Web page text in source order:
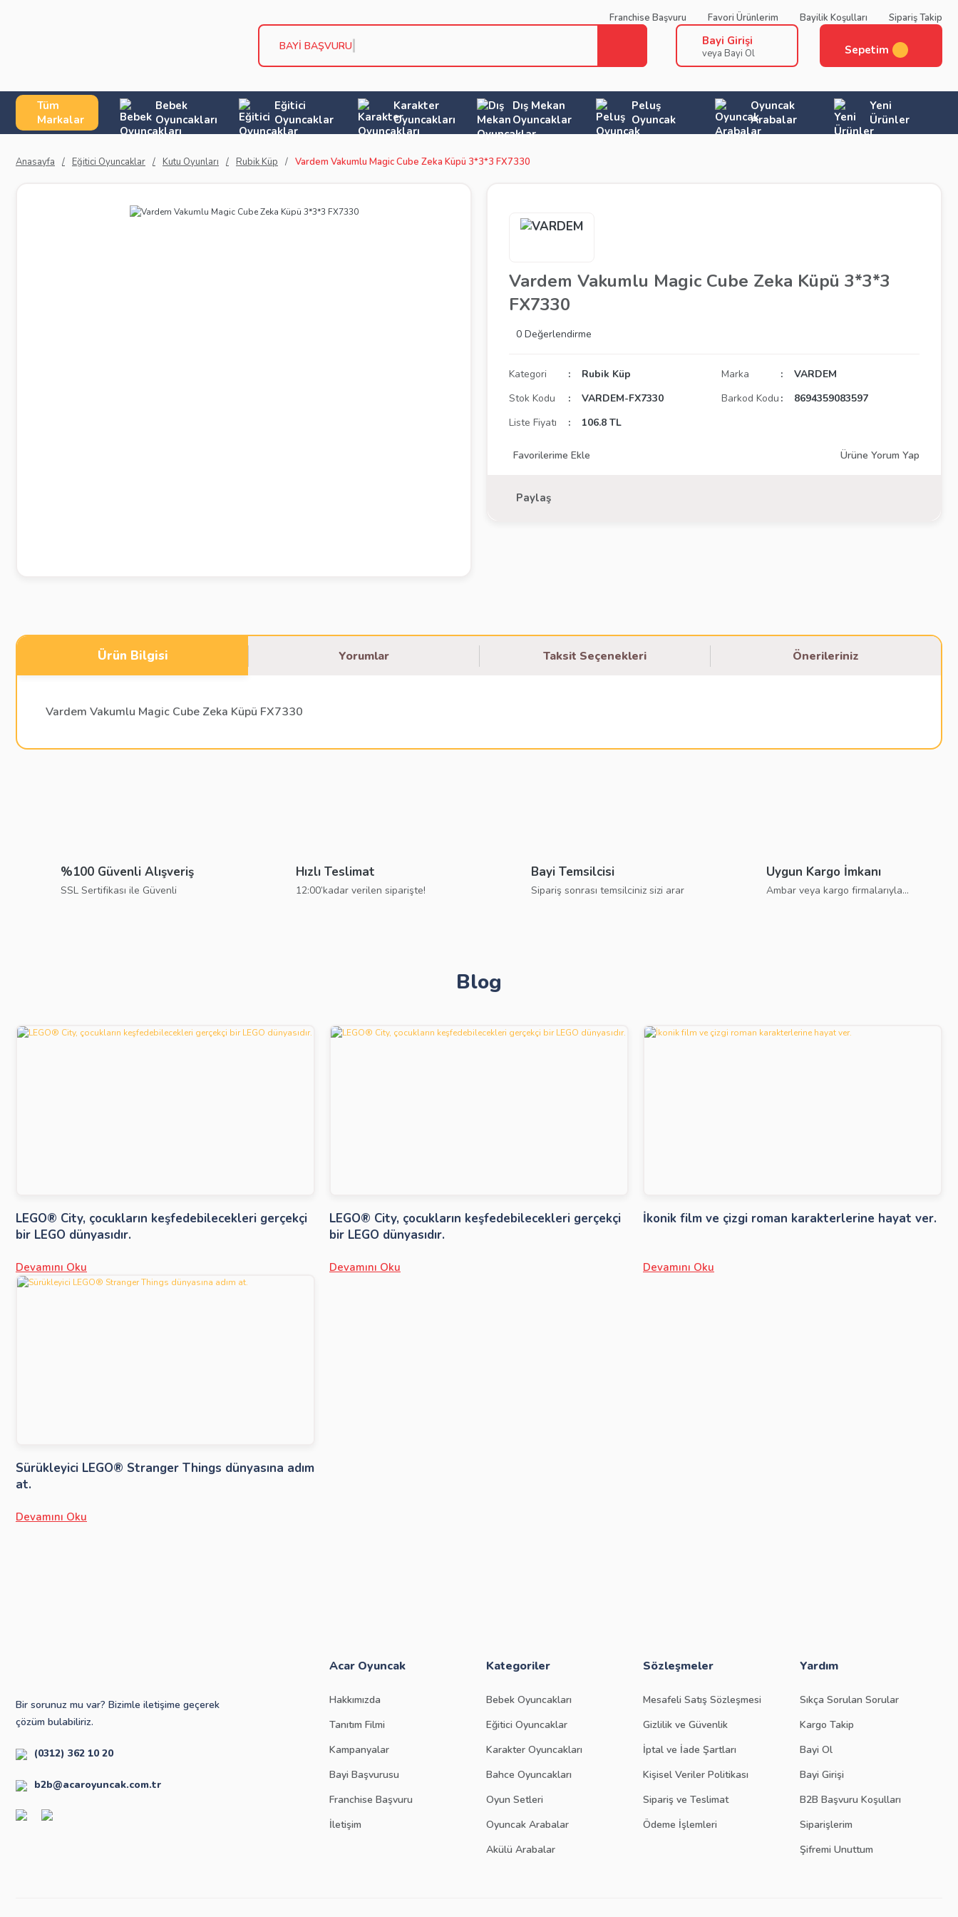
Franchise Başvuru Favori Ürünlerim Bayilik Koşulları Sipariş Takip
BAYİ BAŞVURU KOŞ Bayi Girişi
veya Bayi Ol Sepetim
Tüm
Markalar
Bebek
Oyuncakları
Eğitici
Oyuncaklar
Karakter
Oyuncakları
Dış Mekan
Oyuncaklar
Peluş
Oyuncak
Oyuncak
Arabalar
Yeni
Ürünler
Anasayfa Eğitici Oyuncaklar Kutu Oyunları Rubik Küp Vardem Vakumlu Magic Cube Zeka Küpü 3*3*3 FX7330
Vardem Vakumlu Magic Cube Zeka Küpü 3*3*3
FX7330
0 Değerlendirme
Kategori Rubik Küp Marka
VARDEM
Stok Kodu
VARDEM-FX7330 Barkod Kodu
8694359083597
Liste Fiyatı
106.8 TL
Ürüne Yorum Yap
Paylaş
Ürün Bilgisi Yorumlar Taksit Seçenekleri Önerileriniz
Vardem Vakumlu Magic Cube Zeka Küpü FX7330
Ürün bilgilerinde hatalar bulunuyor.
%100 Güvenli Alışveriş
SSL Sertifikası ile Güvenli
Hızlı Teslimat
12:00’kadar verilen siparişte!
Bayi Temsilcisi
Sipariş sonrası temsilciniz sizi arar
Uygun Kargo İmkanı
Ambar veya kargo firmalarıyla...
Blog
LEGO® City, çocukların keşfedebilecekleri gerçekçi
bir LEGO dünyasıdır.
Devamını Oku
LEGO® City, çocukların keşfedebilecekleri gerçekçi
bir LEGO dünyasıdır.
Devamını Oku
İkonik film ve çizgi roman karakterlerine hayat ver.
Devamını Oku
Sürükleyici LEGO® Stranger Things dünyasına adım
at.
Devamını Oku
Bir sorunuz mu var? Bizimle iletişime geçerek
çözüm bulabiliriz.
(0312) 362 10 20
b2b@acaroyuncak.com.tr
Acar Oyuncak
Hakkımızda
Tanıtım Filmi
Kampanyalar
Bayi Başvurusu
Franchise Başvuru
İletişim
Kategoriler
Bebek Oyuncakları
Eğitici Oyuncaklar
Karakter Oyuncakları
Bahce Oyuncakları
Oyun Setleri
Oyuncak Arabalar
Akülü Arabalar
Sözleşmeler
Mesafeli Satış Sözleşmesi
Gizlilik ve Güvenlik
İptal ve İade Şartları
Kişisel Veriler Politikası
Sipariş ve Teslimat
Ödeme İşlemleri
Yardım
Sıkça Sorulan Sorular
Kargo Takip
Bayi Ol
Bayi Girişi
B2B Başvuru Koşulları
Siparişlerim
Şifremi Unuttum